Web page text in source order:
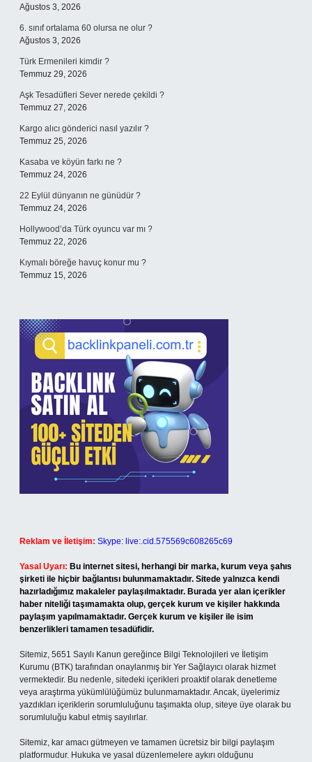
Ağustos 3, 2026
6. sınıf ortalama 60 olursa ne olur ?
Ağustos 3, 2026
Türk Ermenileri kimdir ?
Temmuz 29, 2026
Aşk Tesadüfleri Sever nerede çekildi ?
Temmuz 27, 2026
Kargo alıcı gönderici nasıl yazılır ?
Temmuz 25, 2026
Kasaba ve köyün farkı ne ?
Temmuz 24, 2026
22 Eylül dünyanın ne günüdür ?
Temmuz 24, 2026
Hollywood’da Türk oyuncu var mı ?
Temmuz 22, 2026
Kıymalı böreğe havuç konur mu ?
Temmuz 15, 2026
Reklam ve İletişim: Skype: live:.cid.575569c608265c69
Yasal Uyarı: Bu internet sitesi, herhangi bir marka, kurum veya şahıs
şirketi ile hiçbir bağlantısı bulunmamaktadır. Sitede yalnızca kendi
hazırladığımız makaleler paylaşılmaktadır. Burada yer alan içerikler
haber niteliği taşımamakta olup, gerçek kurum ve kişiler hakkında
paylaşım yapılmamaktadır. Gerçek kurum ve kişiler ile isim
benzerlikleri tamamen tesadüfidir.
Sitemiz, 5651 Sayılı Kanun gereğince Bilgi Teknolojileri ve İletişim
Kurumu (BTK) tarafından onaylanmış bir Yer Sağlayıcı olarak hizmet
vermektedir. Bu nedenle, sitedeki içerikleri proaktif olarak denetleme
veya araştırma yükümlülüğümüz bulunmamaktadır. Ancak, üyelerimiz
yazdıkları içeriklerin sorumluluğunu taşımakta olup, siteye üye olarak bu
sorumluluğu kabul etmiş sayılırlar.
Sitemiz, kar amacı gütmeyen ve tamamen ücretsiz bir bilgi paylaşım
platformudur. Hukuka ve yasal düzenlemelere aykırı olduğunu